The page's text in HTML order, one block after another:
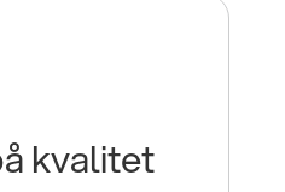
kvalitet